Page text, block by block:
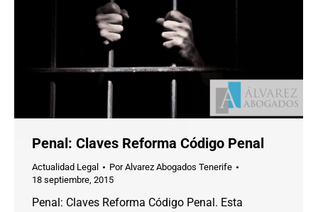
Penal: Claves Reforma Código Penal
Actualidad Legal PorAlvarez Abogados Tenerife
18 septiembre, 2015
Penal: Claves Reforma Código Penal. Esta